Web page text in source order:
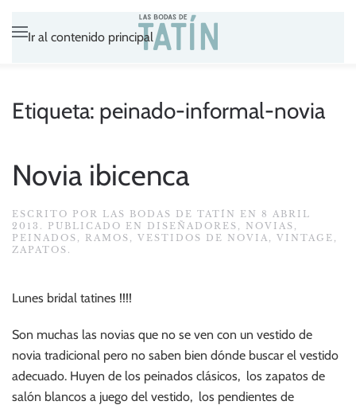
Ir al contenido principal
Etiqueta: peinado-informal-novia
Novia ibicenca
ESCRITO POR LAS BODAS DE TATÍN EN 8 ABRIL
2013 . PUBLICADO EN DISEÑADORES , NOVIAS ,
PEINADOS , RAMOS , VESTIDOS DE NOVIA , VINTAGE ,
ZAPATOS .
Lunes bridal tatines !!!!
Son muchas las novias que no se ven con un vestido de
novia tradicional pero no saben bien dónde buscar el vestido
adecuado. Huyen de los peinados clásicos, los zapatos de
salón blancos a juego del vestido, los pendientes de